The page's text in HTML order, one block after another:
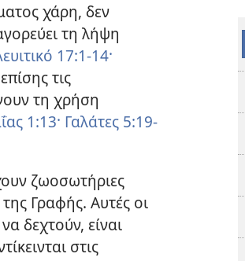
χάρη, δεν
τη λήψη
17:1-14·
τις
τη χρήση
1:13· Γαλάτες 5:19-
ζωοσωτήριες
Γραφής. Αυτές οι
δεχτούν, είναι
στις